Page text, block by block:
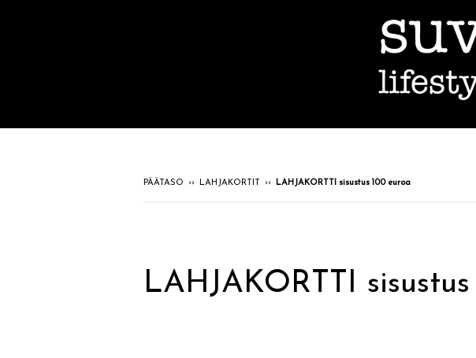
PÄÄTASO ›› LAHJAKORTIT ›› LAHJAKORTTI sisustus 100 euroa
LAHJAKORTTI